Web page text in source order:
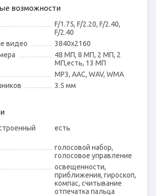
возможности
F/1.75, F/2.20, F/2.40,
F/2.40
видео
3840x2160
48 МП, 8 МП, 2 МП, 2
МП,есть, 13 МП
MP3, AAC, WAV, WMA
3.5 мм
есть
голосовой набор,
голосовое управление
освещенности,
приближения, гироскоп,
компас, считывание
отпечатка пальца